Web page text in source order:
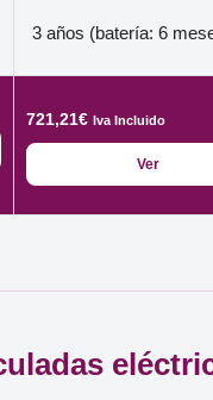
3 años (batería: 6
721,21€ Iva Incluido
Ver